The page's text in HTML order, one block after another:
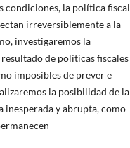
condiciones, la política fiscal
irreversiblemente a la
investigaremos la
de políticas fiscales
imposibles de prever e
la posibilidad de la
inesperada y abrupta, como